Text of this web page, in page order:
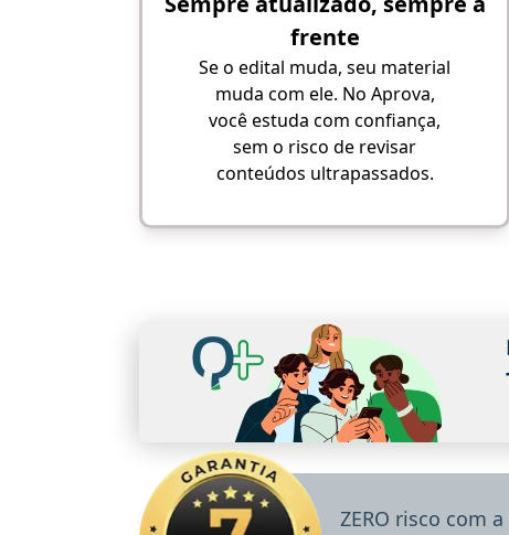
frente
Se o edital muda, seu material
muda com ele. No Aprova,
você estuda com confiança,
sem o risco de revisar
conteúdos ultrapassados.
ZERO risco com